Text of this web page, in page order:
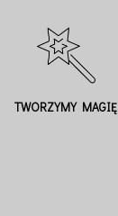
TWORZYMY MAGIĘ